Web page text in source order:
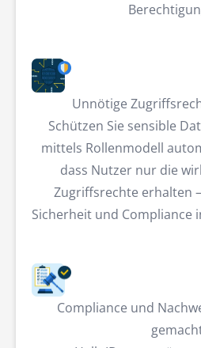
Unnötige
Schützen Sie sensible
mittels Rollenmodell
dass Nutzer nur die
Zugriffsrechte erhalten
Sicherheit und Compliance
Compliance und